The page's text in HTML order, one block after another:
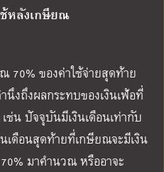
หลังเกษียณ
70% ของค่าใช้จ่ายสุดท้าย
นึงถึงผลกระทบของเงินเฟ้อที่
ช่น ปัจจุบันมีเงินเดือนเท่ากับ
เดือนสุดท้ายที่เกษียณจะมีเงิน
มาคำนวณ หรืออาจะ